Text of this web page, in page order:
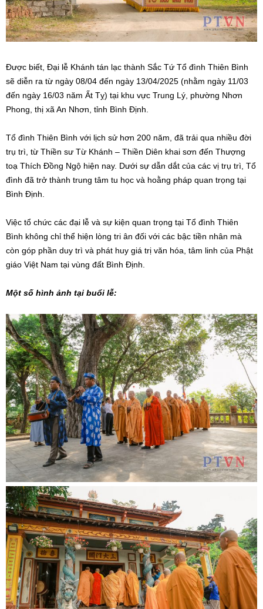
Được biết, Đại lễ Khánh tán lạc thành Sắc Tứ Tổ đình Thiên Bình
sẽ diễn ra từ ngày 08/04 đến ngày 13/04/2025 (nhằm ngày 11/03
đến ngày 16/03 năm Ất Tỵ) tại khu vực Trung Lý, phường Nhơn
Phong, thị xã An Nhơn, tỉnh Bình Định.
Tổ đình Thiên Bình với lịch sử hơn 200 năm, đã trải qua nhiều đời
trụ trì, từ Thiền sư Từ Khánh – Thiền Diên khai sơn đến Thượng
toạ Thích Đồng Ngộ hiện nay. Dưới sự dẫn dắt của các vị trụ trì, Tổ
đình đã trở thành trung tâm tu học và hoằng pháp quan trọng tại
Bình Định.
Việc tổ chức các đại lễ và sự kiện quan trọng tại Tổ đình Thiên
Bình không chỉ thể hiện lòng tri ân đối với các bậc tiền nhân mà
còn góp phần duy trì và phát huy giá trị văn hóa, tâm linh của Phật
giáo Việt Nam tại vùng đất Bình Định.
Một số hình ảnh tại buổi lễ: